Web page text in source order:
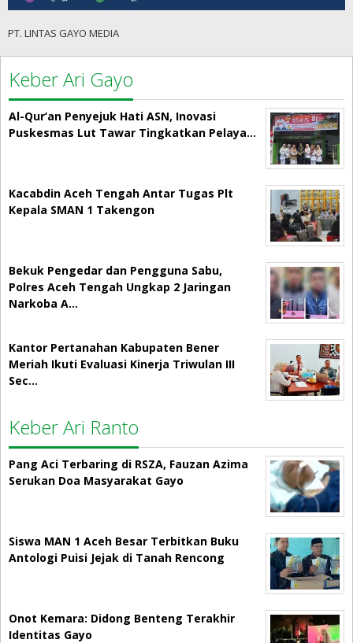
PT. LINTAS GAYO MEDIA
Keber Ari Gayo
Al-Qur’an Penyejuk Hati ASN, Inovasi
Puskesmas Lut Tawar Tingkatkan Pelaya…
Kacabdin Aceh Tengah Antar Tugas Plt
Kepala SMAN 1 Takengon
Bekuk Pengedar dan Pengguna Sabu,
Polres Aceh Tengah Ungkap 2 Jaringan
Narkoba A…
Kantor Pertanahan Kabupaten Bener
Meriah Ikuti Evaluasi Kinerja Triwulan III
Sec…
Keber Ari Ranto
Pang Aci Terbaring di RSZA, Fauzan Azima
Serukan Doa Masyarakat Gayo
Siswa MAN 1 Aceh Besar Terbitkan Buku
Antologi Puisi Jejak di Tanah Rencong
Onot Kemara: Didong Benteng Terakhir
Identitas Gayo